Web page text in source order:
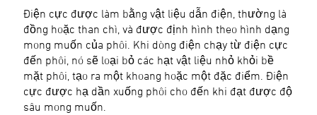
Điện cực được làm bằng vật liệu dẫn điện, thường là
đồng hoặc than chì, và được định hình theo hình dạng
mong muốn của phôi. Khi dòng điện chạy từ điện cực
đến phôi, nó sẽ loại bỏ các hạt vật liệu nhỏ khỏi bề
mặt phôi, tạo ra một khoang hoặc một đặc điểm. Điện
cực được hạ dần xuống phôi cho đến khi đạt được độ
sâu mong muốn.